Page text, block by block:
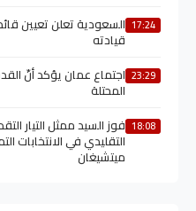
17:24 السعودية تعلن تعيين
قيادته
23:29 اجتماع عمان يؤكد أنّ
المحتلة
18:08 فوز السيد ممثل التيار
التقليدي في الانتخابات
ميتشيغان